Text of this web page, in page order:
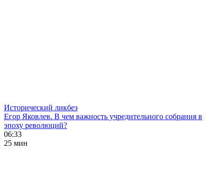
Исторический ликбез
Егор Яковлев. В чем важность учредительного собрания в
эпоху революций?
06:33
25 мин